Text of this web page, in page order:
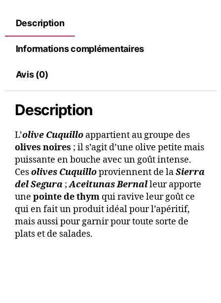
Description
Informations complémentaires
Avis (0)
Description
L’olive Cuquillo appartient au groupe des
olives noires ; il s’agit d’une olive petite mais
puissante en bouche avec un goût intense.
Cesolives Cuquilloproviennent de laSierra
del Segura ;Aceitunas Bernalleur apporte
une pointe de thym qui ravive leur goût ce
qui en fait un produit idéal pour l’apéritif,
mais aussi pour garnir pour toute sorte de
plats et de salades.